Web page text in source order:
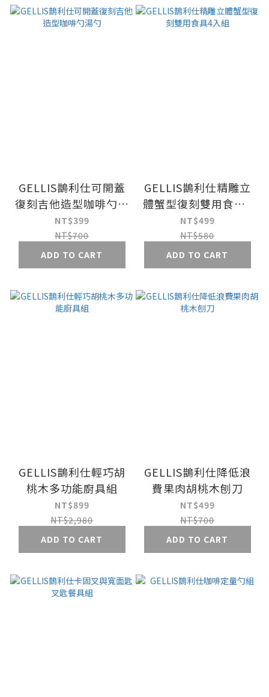
GELLIS鵲利仕可開蓋
復刻吉他造型咖啡勺湯
勺
NT$399
NT$700
ADD TO CART
GELLIS鵲利仕精雕立
體蟹型復刻雙用食具4
入組
NT$499
NT$580
ADD TO CART
GELLIS鵲利仕輕巧胡
桃木多功能廚具組
NT$899
NT$2,980
ADD TO CART
GELLIS鵲利仕降低浪
費果肉胡桃木刨刀
NT$499
NT$700
ADD TO CART